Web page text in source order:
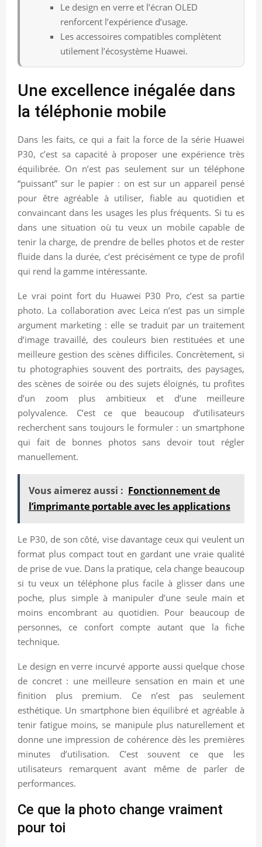
Le design en verre et l’écran OLED
renforcent l’expérience d’usage.
Les accessoires compatibles complètent
utilement l’écosystème Huawei.
Une excellence inégalée dans
la téléphonie mobile
Dans les faits, ce qui a fait la force de la série Huawei
P30, c’est sa capacité à proposer une expérience très
équilibrée. On n’est pas seulement sur un téléphone
“puissant” sur le papier : on est sur un appareil pensé
pour être agréable à utiliser, fiable au quotidien et
convaincant dans les usages les plus fréquents. Si tu es
dans une situation où tu veux un mobile capable de
tenir la charge, de prendre de belles photos et de rester
fluide dans la durée, c’est précisément ce type de profil
qui rend la gamme intéressante.
Le vrai point fort du Huawei P30 Pro, c’est sa partie
photo. La collaboration avec Leica n’est pas un simple
argument marketing : elle se traduit par un traitement
d’image travaillé, des couleurs bien restituées et une
meilleure gestion des scènes difficiles. Concrètement, si
tu photographies souvent des portraits, des paysages,
des scènes de soirée ou des sujets éloignés, tu profites
d’un zoom plus ambitieux et d’une meilleure
polyvalence. C’est ce que beaucoup d’utilisateurs
recherchent sans toujours le formuler : un smartphone
qui fait de bonnes photos sans devoir tout régler
manuellement.
Vous aimerez aussi : Fonctionnement de
l’imprimante portable avec les applications
Le P30, de son côté, vise davantage ceux qui veulent un
format plus compact tout en gardant une vraie qualité
de prise de vue. Dans la pratique, cela change beaucoup
si tu veux un téléphone plus facile à glisser dans une
poche, plus simple à manipuler d’une seule main et
moins encombrant au quotidien. Pour beaucoup de
personnes, ce confort compte autant que la fiche
technique.
Le design en verre incurvé apporte aussi quelque chose
de concret : une meilleure sensation en main et une
finition plus premium. Ce n’est pas seulement
esthétique. Un smartphone bien équilibré et agréable à
tenir fatigue moins, se manipule plus naturellement et
donne une impression de cohérence dès les premières
minutes d’utilisation. C’est souvent ce que les
utilisateurs remarquent avant même de parler de
performances.
Ce que la photo change vraiment
pour toi